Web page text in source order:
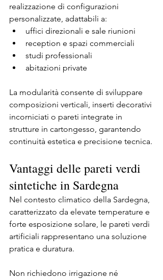
realizzazione di configurazioni
personalizzate, adattabili a:
uffici direzionali e sale riunioni
reception e spazi commerciali
studi professionali
abitazioni private
La modularità consente di sviluppare
composizioni verticali, inserti decorativi
incorniciati o pareti integrate in
strutture in cartongesso, garantendo
continuità estetica e precisione tecnica.
Vantaggi delle pareti verdi
sintetiche in Sardegna
Nel contesto climatico della Sardegna,
caratterizzato da elevate temperature e
forte esposizione solare, le pareti verdi
artificiali rappresentano una soluzione
pratica e duratura.
Non richiedono irrigazione né